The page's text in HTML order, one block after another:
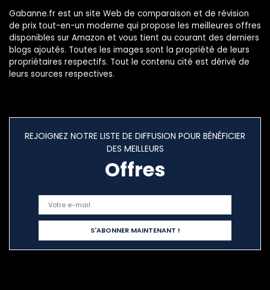
Gabanne.fr est un site Web de comparaison et de révision
de prix tout-en-un moderne qui propose les meilleures offres
disponibles sur Amazon et vous tient au courant des derniers
blogs ajoutés. Toutes les images sont la propriété de leurs
propriétaires respectifs. Tout le contenu cité est dérivé de
leurs sources respectives.
REJOIGNEZ NOTRE LISTE DE DIFFUSION POUR BÉNÉFICIER
DES MEILLEURS
Offres